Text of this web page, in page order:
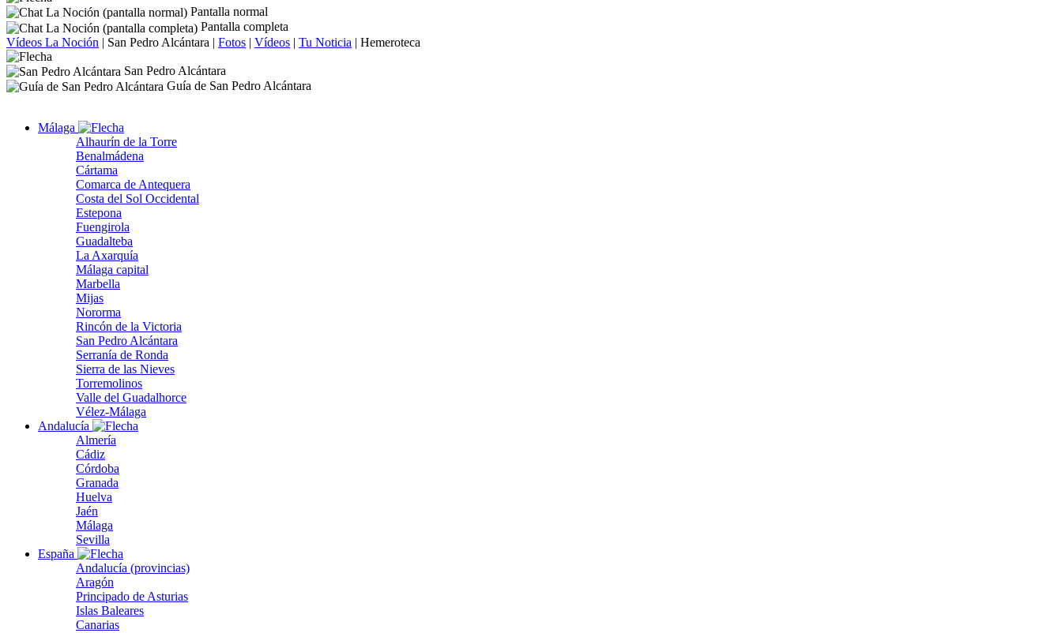
Pantalla normal
Pantalla completa
Vídeos La Noción | San Pedro Alcántara | Fotos | Vídeos | Tu Noticia | Hemeroteca
San Pedro Alcántara
Guía de San Pedro Alcántara
Málaga
Alhaurín de la Torre
Benalmádena
Cártama
Comarca de Antequera
Costa del Sol Occidental
Estepona
Fuengirola
Guadalteba
La Axarquía
Málaga capital
Marbella
Mijas
Nororma
Rincón de la Victoria
San Pedro Alcántara
Serranía de Ronda
Sierra de las Nieves
Torremolinos
Valle del Guadalhorce
Vélez-Málaga
Andalucía
Almería
Cádiz
Córdoba
Granada
Huelva
Jaén
Málaga
Sevilla
España
Andalucía (provincias)
Aragón
Principado de Asturias
Islas Baleares
Canarias